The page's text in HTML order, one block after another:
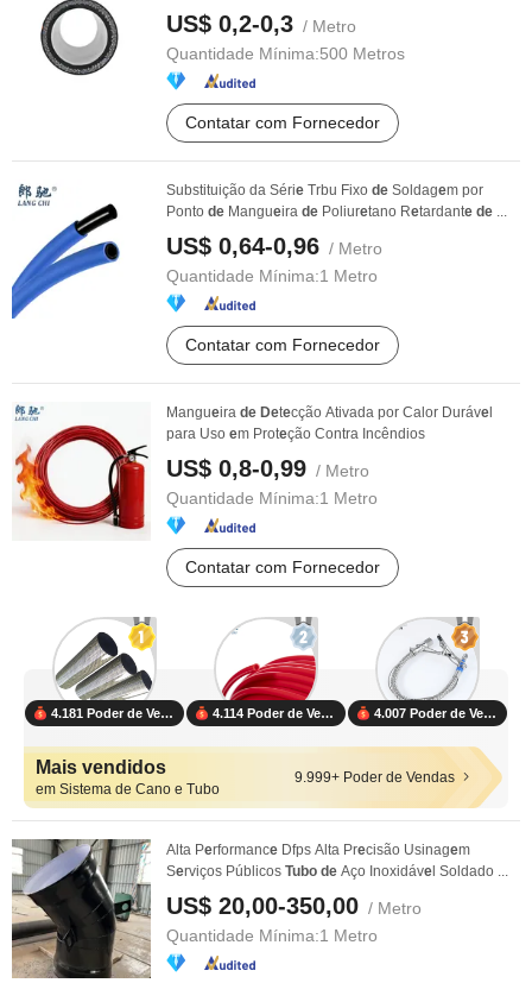
US$ 0,2-0,3 / Metro
Quantidade Mínima:500 Metros
Contatar com Fornecedor
Substituição da Série Trbu Fixo de Soldagem por
Ponto de Mangueira de Poliuretano Retardante de ...
US$ 0,64-0,96 / Metro
Quantidade Mínima:1 Metro
Contatar com Fornecedor
Mangueira de Detecção Ativada por Calor Duráve
para Uso em Proteção Contra Incêndios
US$ 0,8-0,99 / Metro
Quantidade Mínima:1 Metro
Contatar com Fornecedor
4.181 Poder de Vendas 4.114 Poder de Vendas 4.007 Poder de Vendas
Mais vendidos
em Sistema de Cano e Tubo
9.999+ Poder de Vendas
Alta Performance Dfps Alta Precisão Usinagem
Serviços Públicos Tubo de Aço Inoxidáve l Soldado ...
US$ 20,00-350,00 / Metro
Quantidade Mínima:1 Metro